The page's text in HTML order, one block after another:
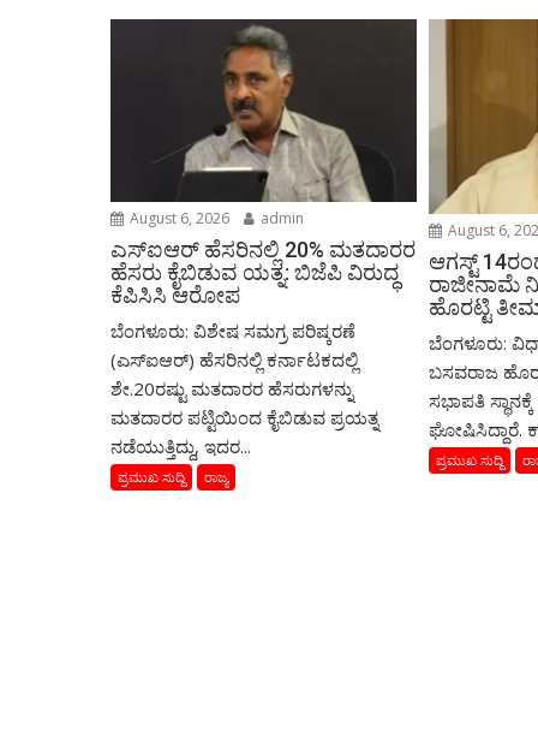
August 6, 2026 admin
ಎಸ್‌ಐಆರ್‌ ಹೆಸರಿನಲ್ಲಿ 20% ಮತದಾರರ
ಹೆಸರು ಕೈಬಿಡುವ ಯತ್ನ: ಬಿಜೆಪಿ ವಿರುದ್ಧ
ಕೆಪಿಸಿಸಿ ಆರೋಪ
ಬೆಂಗಳೂರು: ವಿಶೇಷ ಸಮಗ್ರ ಪರಿಷ್ಕರಣೆ
(ಎಸ್‌ಐಆರ್‌) ಹೆಸರಿನಲ್ಲಿ ಕರ್ನಾಟಕದಲ್ಲಿ
ಶೇ.20ರಷ್ಟು ಮತದಾರರ ಹೆಸರುಗಳನ್ನು
ಮತದಾರರ ಪಟ್ಟಿಯಿಂದ ಕೈಬಿಡುವ ಪ್ರಯತ್ನ
ನಡೆಯುತ್ತಿದ್ದು, ಇದರ...
ಪ್ರಮುಖ ಸುದ್ದಿ ರಾಜ್ಯ
August 6,
ಆಗಸ್ಟ್‌
ರಾಜೀನಾಮೆ
ಹೊರಟ್ಟಿ
ಬೆಂಗಳೂರು:
ಬಸವರಾಜ
ಸಭಾಪತಿ
ಘೋಷಿಸಿದ್ದಾರೆ.
ಪ್ರಮುಖ ಸುದ್ದಿ